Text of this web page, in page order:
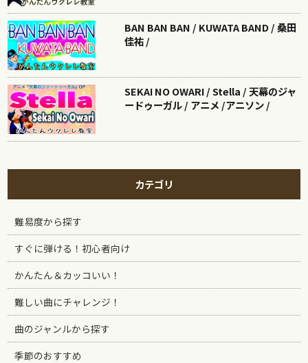
BAN BAN BAN / KUWATA BAND / 桑田
佳祐 /
SEKAI NO OWARI / Stella / 天幕のジャ
ードゥーガル / アニメ /アニソン /
カテゴリ
難易度から探す
すぐに弾ける！初心者向け
かんたん＆カッコいい！
難しい曲にチャレンジ！
曲のジャンルから探す
季節のおすすめ